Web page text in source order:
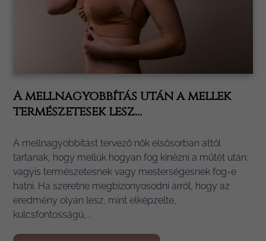
A mellnagyobbítás után a mellek
természetesek lesz...
A mellnagyobbítást tervező nők elsősorban attól
tartanak, hogy mellük hogyan fog kinézni a műtét után:
vagyis természetesnek vagy mesterségesnek fog-e
hatni. Ha szeretne megbizonyosodni arról, hogy az
eredmény olyan lesz, mint elképzelte,
kulcsfontosságú,...